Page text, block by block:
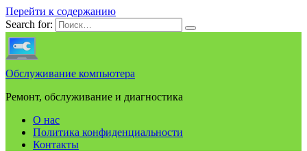
Перейти к содержанию
Search for:
Обслуживание компьютера
Ремонт, обслуживание и диагностика
О нас
Политика конфиденциальности
Контакты